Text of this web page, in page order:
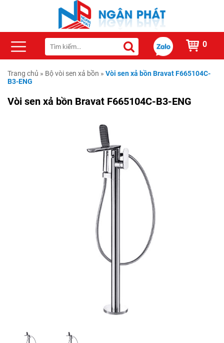
0
Trang chủ » Bộ vòi sen xả bồn » Vòi sen xả bồn Bravat F665104C-
B3-ENG
Vòi sen xả bồn Bravat F665104C-B3-ENG